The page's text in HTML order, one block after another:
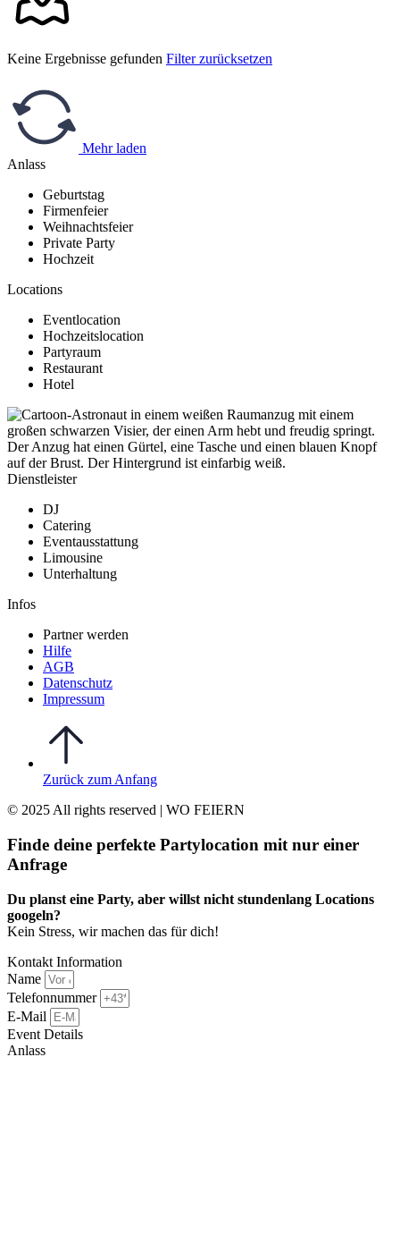
Keine Ergebnisse gefunden Filter zurücksetzen
Mehr laden
Anlass
Geburtstag
Firmenfeier
Weihnachtsfeier
Private Party
Hochzeit
Locations
Eventlocation
Hochzeitslocation
Partyraum
Restaurant
Hotel
Dienstleister
DJ
Catering
Eventausstattung
Limousine
Unterhaltung
Infos
Partner werden
Hilfe
AGB
Datenschutz
Impressum
Zurück zum Anfang
© 2025 All rights reserved | WO FEIERN
Finde deine perfekte Partylocation mit nur einer
Anfrage​
Du planst eine Party, aber willst nicht stundenlang Locations
googeln?
Kein Stress, wir machen das für dich!
Kontakt Information
Name
Telefonnummer
E-Mail
Event Details
Anlass